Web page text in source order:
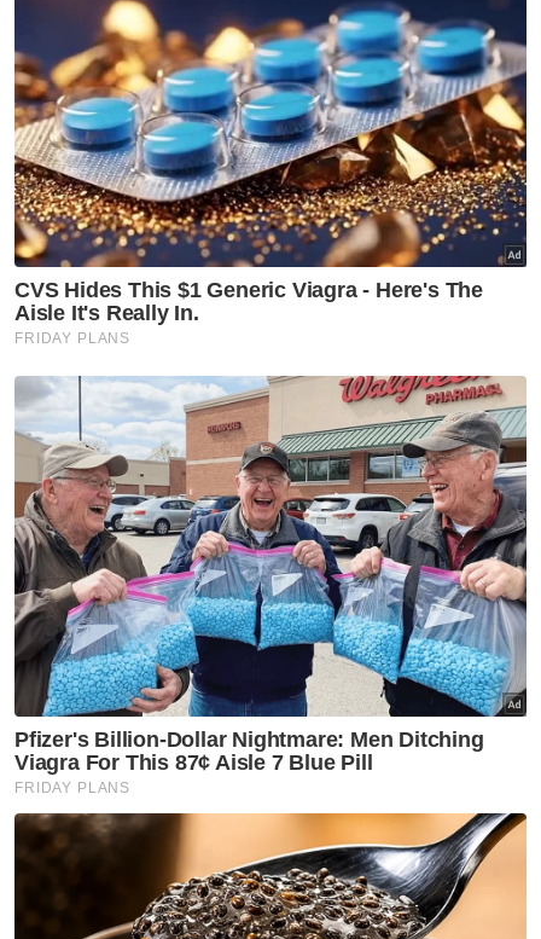
Aronniegary berkata, selepas beberapa hari,
bekalan makanan penduduk semakin susut,
memaksa mereka mencari inisiatif untuk
mendapatkan bantuan dari luar.
"Kami berharap ada pihak yang sudi
menghulurkan bantuan terutama bekalan
rayunya.
Aronniegary turut memaklumkan bahawa
Kampung Binanon terletak 114 kilometer dari
Pekan Keningau dan hanya boleh diakses
melalui jalan tanah merah, yang mengambil
masa lebih empat jam perjalanan terutama
dalam keadaan hujan.
Artikel Berkaitan:
Tanah runtuh: Penduduk terputus hubungan,
terpaksa makan ubi kayu
Banjir: Penduduk terputus bekalan elektrik, makanan
habis
Tanah runtuh: 14 penduduk Kampung Laloh diarah
pindah segera
Sementara itu, Menteri Kerja Raya Sabah, Datuk
Ir Shahelmey Yahya berkata, pihaknya bersedia